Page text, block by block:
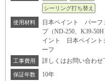
シーリング打ち替え
使用材料
日本ペイント パーフ
プ（ND-250、K39-
イント 日本ペイント
ーフ
工事費用 詳しくはお問い合わせ
保証年数 10年